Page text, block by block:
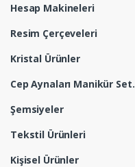
Hesap Makineleri
Resim Çerçeveleri
Kristal Ürünler
Cep Aynaları Manikür Set.
Şemsiyeler
Tekstil Ürünleri
Kişisel Ürünler